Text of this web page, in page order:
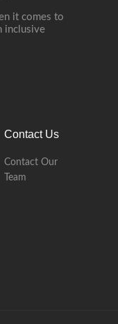
it comes to
inclusive
Contact Us
Contact Our
Team